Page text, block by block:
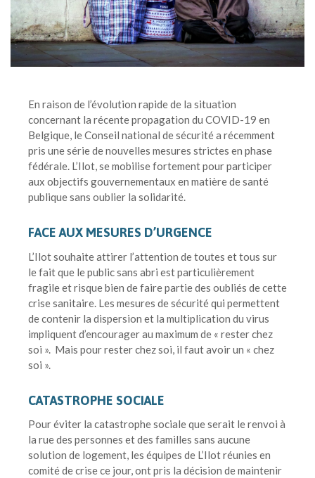
En raison de l’évolution rapide de la situation
concernant la récente propagation du COVID-19 en
Belgique, le Conseil national de sécurité a récemment
pris une série de nouvelles mesures strictes en phase
fédérale. L’Ilot, se mobilise fortement pour participer
aux objectifs gouvernementaux en matière de santé
publique sans oublier la solidarité.
FACE AUX MESURES D’URGENCE
L’Ilot souhaite attirer l’attention de toutes et tous sur
le fait que le public sans abri est particulièrement
fragile et risque bien de faire partie des oubliés de cette
crise sanitaire. Les mesures de sécurité qui permettent
de contenir la dispersion et la multiplication du virus
impliquent d’encourager au maximum de « rester chez
soi ». Mais pour rester chez soi, il faut avoir un « chez
soi ».
CATASTROPHE SOCIALE
Pour éviter la catastrophe sociale que serait le renvoi à
la rue des personnes et des familles sans aucune
solution de logement, les équipes de L’Ilot réunies en
comité de crise ce jour, ont pris la décision de maintenir